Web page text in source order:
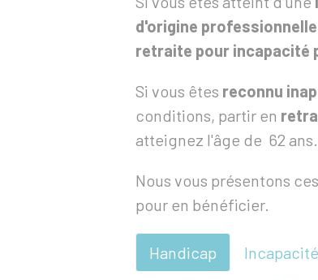
d'origine professionnelle
retraite pour incapacité
Si vous êtes reconnu
conditions, partir en
atteignez l'âge de 62 ans.
Nous vous présentons
pour en bénéficier.
Handicap